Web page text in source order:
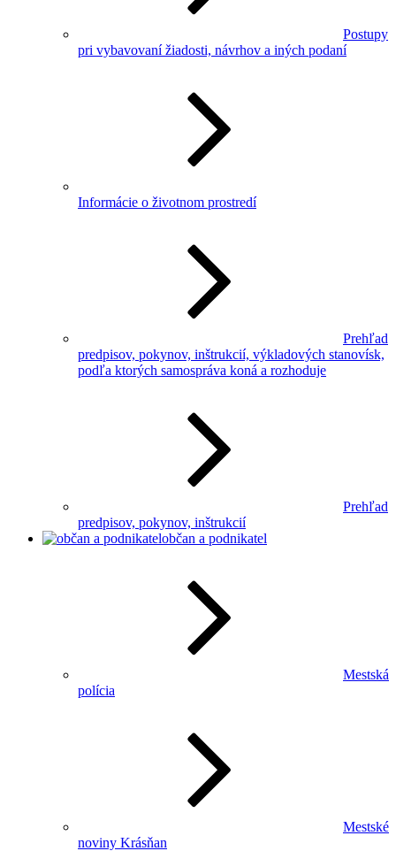
Postupy
pri vybavovaní žiadosti, návrhov a iných podaní
Informácie o životnom prostredí
Prehľad
predpisov, pokynov, inštrukcií, výkladových stanovísk,
podľa ktorých samospráva koná a rozhoduje
Prehľad
predpisov, pokynov, inštrukcií
občan a podnikatel
Mestská
polícia
Mestské
noviny Krásňan